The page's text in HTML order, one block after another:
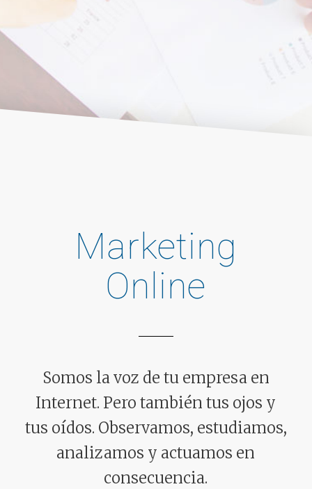
Marketing
Online
Somos la voz de tu empresa en
Internet. Pero también tus ojos y
tus oídos. Observamos, estudiamos,
analizamos y actuamos en
consecuencia.